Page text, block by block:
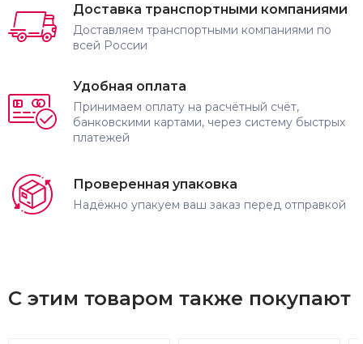
Доставка транспортными компаниями
Доставляем транспортными компаниями по
всей России
Удобная оплата
Принимаем оплату на расчётный счёт,
банковскими картами, через систему быстрых
платежей
Проверенная упаковка
Надёжно упакуем ваш заказ перед отправкой
С этим товаром также покупают